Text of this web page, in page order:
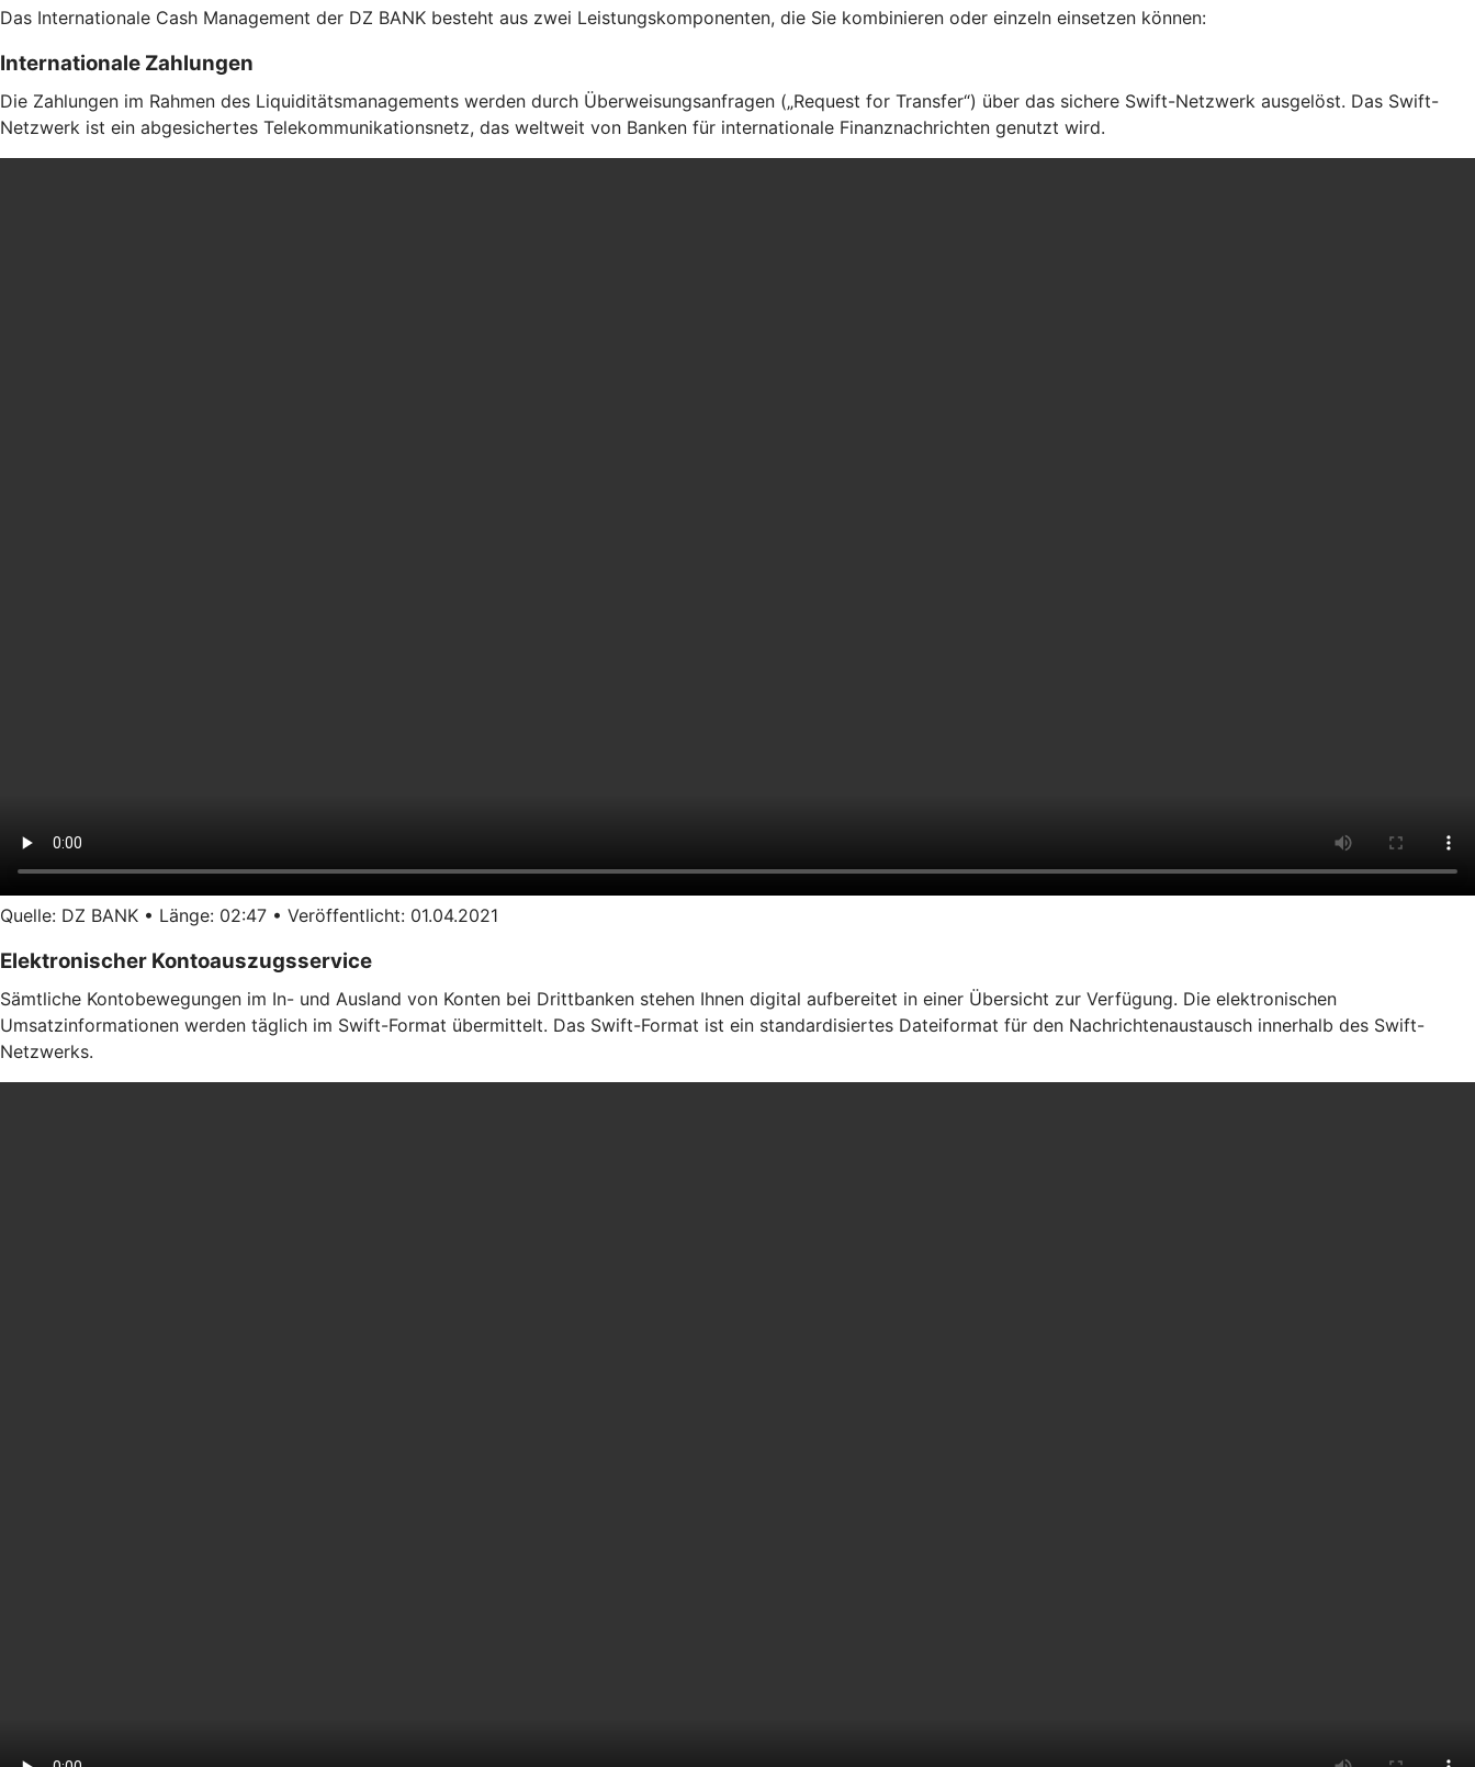
Das Internationale Cash Management der DZ BANK besteht aus zwei Leistungskomponenten, die Sie kombinieren oder einzeln einsetzen können:
Internationale Zahlungen
Die Zahlungen im Rahmen des Liquiditätsmanagements werden durch Überweisungsanfragen („Request for Transfer“) über das sichere Swift-Netzwerk ausgelöst. Das Swift-
Netzwerk ist ein abgesichertes Telekommunikationsnetz, das weltweit von Banken für internationale Finanznachrichten genutzt wird.
Quelle: DZ BANK • Länge: 02:47 • Veröffentlicht: 01.04.2021
Elektronischer Kontoauszugsservice
Sämtliche Kontobewegungen im In- und Ausland von Konten bei Drittbanken stehen Ihnen digital aufbereitet in einer Übersicht zur Verfügung. Die elektronischen
Umsatzinformationen werden täglich im Swift-Format übermittelt. Das Swift-Format ist ein standardisiertes Dateiformat für den Nachrichtenaustausch innerhalb des Swift-
Netzwerks.